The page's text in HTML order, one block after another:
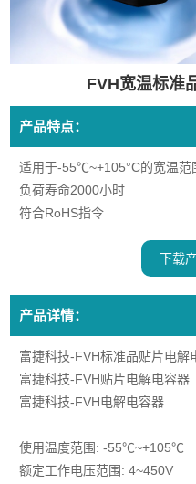
FVH宽温标准
产品特点：
适用于-55℃~+105°C的宽温范
负荷寿命2000小时
符合RoHS指令
下载
产品详情：
富捷科技-FVH标准品贴片电解
富捷科技-FVH贴片电解电容器
富捷科技-FVH电解电容器
使用温度范围: -55℃~+105℃
额定工作电压范围: 4~450V